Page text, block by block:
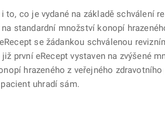
co je vydané na základě schválení
standardní množství konopí
se žádankou schválenou
první eRecept vystaven na zvýšené
hrazeného z veřejného
uhradí sám.